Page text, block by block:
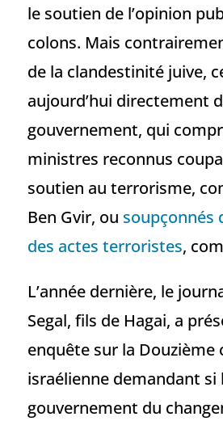
le soutien de l’opinion
colons. Mais
de la clandestinité juive,
aujourd’hui directement
gouvernement, qui
ministres reconnus
soutien au terrorisme,
Ben Gvir, ou soupçonnés
des actes terroristes,
L’année dernière, le
Segal, fils de Hagai, a
enquête sur la Douzième
israélienne demandant si
gouvernement du